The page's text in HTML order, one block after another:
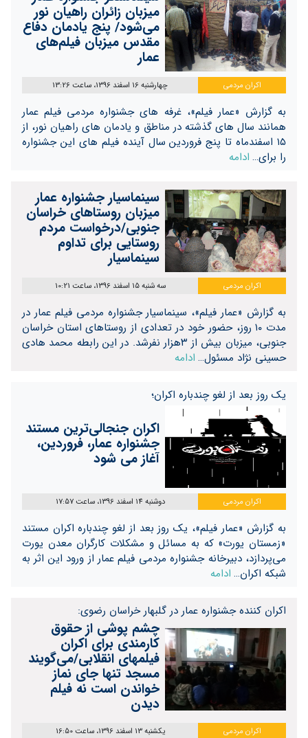
میزبان زائران راهیان نور
می‌شود/ پنج یادمان دفاع
مقدس میزبان فیلم‌های
عمار
اکران مردمی چهارشنبه 16 اسفند 1396، ساعت 13:26
به گزارش «عمار فیلم»، غرفه های جشنواره مردمی فیلم عمار
همانند سال های گذشته در مناطق و یادمان های راهیان نور، از
۱۵ اسفندماه تا پنج فروردین سال آینده فیلم های این جشنواره
را برای… ادامه
سینماسیار جشنواره عمار
میزبان روستاهای خراسان
جنوبی/درخواست مردم
روستایی برای تداوم
سینماسیار
اکران مردمی سه شنبه 15 اسفند 1396، ساعت 10:21
به گزارش «عمار فیلم»، سینماسیار جشنواره مردمی فیلم عمار در
مدت ۱۰ روز، حضور خود در تعدادی از روستاهای استان خراسان
جنوبی، میزبان بیش از ۳هزار نفرشد. در این رابطه محمد هادی
حسینی نژاد مسئول… ادامه
یک روز بعد از لغو چندباره اکران؛
اکران جنجالی‌ترین مستند
جشنواره عمار، فروردین،
آغاز می شود
اکران مردمی دوشنبه 14 اسفند 1396، ساعت 17:57
به گزارش «عمار فیلم»، یک روز بعد از لغو چندباره اکران مستند
«زمستان یورت» که به مسائل و مشکلات کارگران معدن یورت
می‌پردازد، دبیرخانه جشنواره مردمی فیلم عمار از ورود این اثر به
شبکه اکران… ادامه
اکران کننده جشنواره عمار در گلبهار خراسان رضوی:
چشم پوشی از حقوق
کارمندی برای اکران
فیلمهای انقلابی/می‌گویند
مسجد تنها جای نماز
خواندن است نه فیلم
دیدن
اکران مردمی یکشنبه 13 اسفند 1396، ساعت 16:50